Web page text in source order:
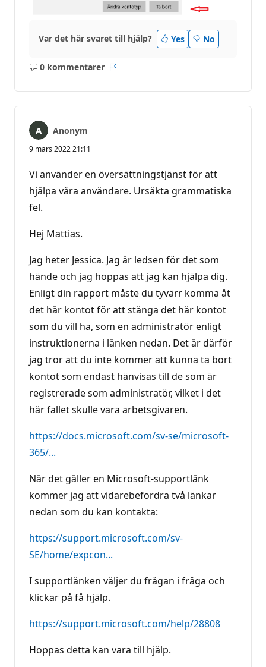
Var det här svaret till hjälp? Yes No
0 kommentarer
Inga
Anonym
9 mars 2022 21:11
Vi använder en översättningstjänst för att
hjälpa våra användare. Ursäkta grammatiska
fel.
Hej Mattias.
Jag heter Jessica. Jag är ledsen för det som
hände och jag hoppas att jag kan hjälpa dig.
Enligt din rapport måste du tyvärr komma åt
det här kontot för att stänga det här kontot
som du vill ha, som en administratör enligt
instruktionerna i länken nedan. Det är därför
jag tror att du inte kommer att kunna ta bort
kontot som endast hänvisas till de som är
registrerade som administratör, vilket i det
här fallet skulle vara arbetsgivaren.
https://docs.microsoft.com/sv-se/microsoft-
365/...
När det gäller en Microsoft-supportlänk
kommer jag att vidarebefordra två länkar
nedan som du kan kontakta:
https://support.microsoft.com/sv-
SE/home/expcon...
I supportlänken väljer du frågan i fråga och
klickar på få hjälp.
https://support.microsoft.com/help/28808
Hoppas detta kan vara till hjälp.